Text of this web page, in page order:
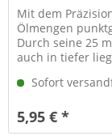
Mit dem
Ölmengen
Durch seine 25
auch in tiefer
Sofort
5,95 € *